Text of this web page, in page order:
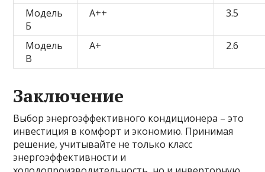
Модель
Б
A++ 3.5
Модель
В
A+ 2.6
Заключение
Выбор энергоэффективного кондиционера – это
инвестиция в комфорт и экономию. Принимая
решение, учитывайте не только класс
энергоэффективности и